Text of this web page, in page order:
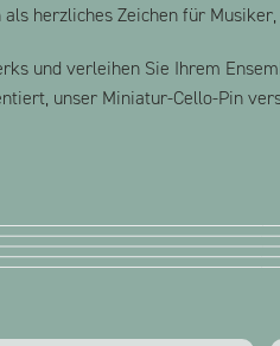
herzliches Zeichen für
und verleihen Sie Ihrem
unser Miniatur-Cello-Pin